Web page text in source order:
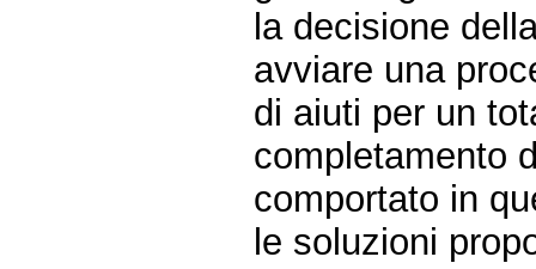
la decisione
avviare una
di aiuti per un
completamento
comportato in
le soluzioni